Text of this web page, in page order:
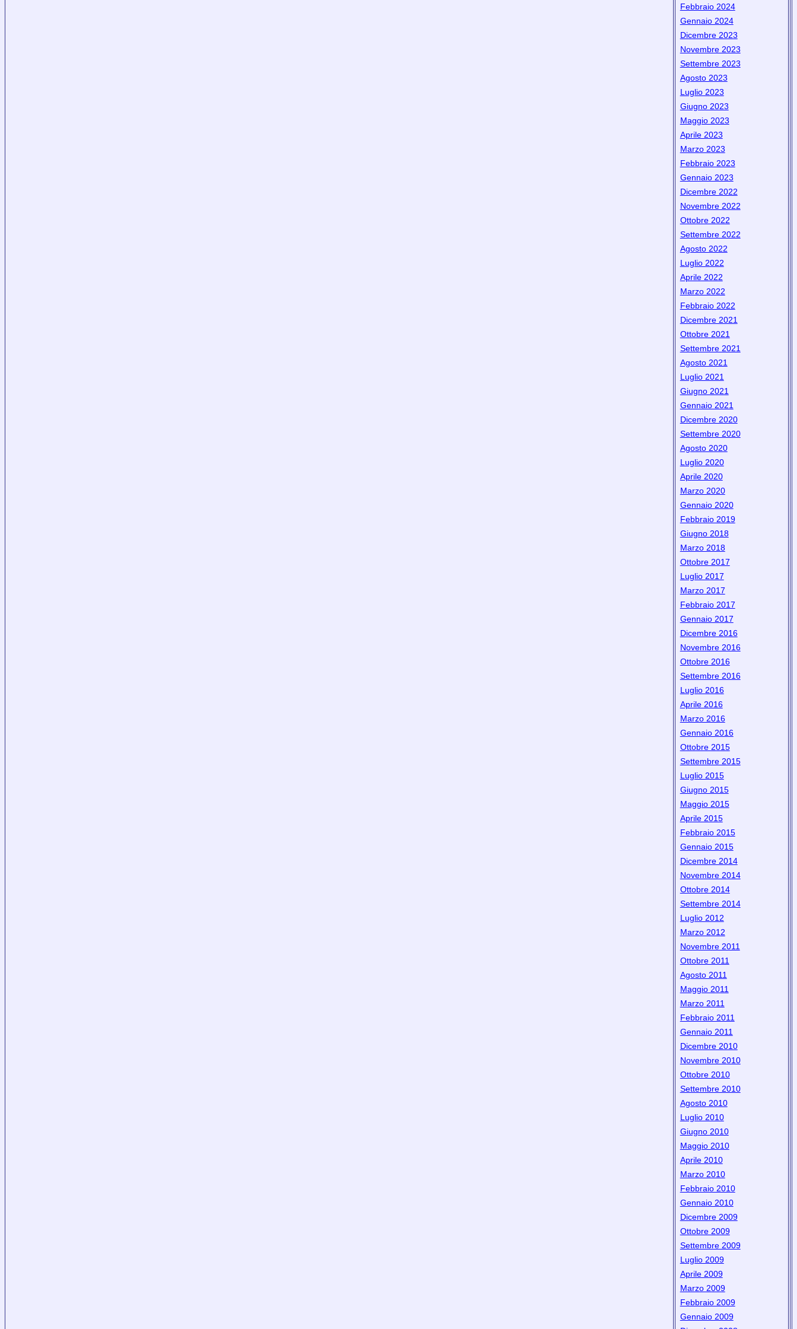
Febbraio 2024
Gennaio 2024
Dicembre 2023
Novembre 2023
Settembre 2023
Agosto 2023
Luglio 2023
Giugno 2023
Maggio 2023
Aprile 2023
Marzo 2023
Febbraio 2023
Gennaio 2023
Dicembre 2022
Novembre 2022
Ottobre 2022
Settembre 2022
Agosto 2022
Luglio 2022
Aprile 2022
Marzo 2022
Febbraio 2022
Dicembre 2021
Ottobre 2021
Settembre 2021
Agosto 2021
Luglio 2021
Giugno 2021
Gennaio 2021
Dicembre 2020
Settembre 2020
Agosto 2020
Luglio 2020
Aprile 2020
Marzo 2020
Gennaio 2020
Febbraio 2019
Giugno 2018
Marzo 2018
Ottobre 2017
Luglio 2017
Marzo 2017
Febbraio 2017
Gennaio 2017
Dicembre 2016
Novembre 2016
Ottobre 2016
Settembre 2016
Luglio 2016
Aprile 2016
Marzo 2016
Gennaio 2016
Ottobre 2015
Settembre 2015
Luglio 2015
Giugno 2015
Maggio 2015
Aprile 2015
Febbraio 2015
Gennaio 2015
Dicembre 2014
Novembre 2014
Ottobre 2014
Settembre 2014
Luglio 2012
Marzo 2012
Novembre 2011
Ottobre 2011
Agosto 2011
Maggio 2011
Marzo 2011
Febbraio 2011
Gennaio 2011
Dicembre 2010
Novembre 2010
Ottobre 2010
Settembre 2010
Agosto 2010
Luglio 2010
Giugno 2010
Maggio 2010
Aprile 2010
Marzo 2010
Febbraio 2010
Gennaio 2010
Dicembre 2009
Ottobre 2009
Settembre 2009
Luglio 2009
Aprile 2009
Marzo 2009
Febbraio 2009
Gennaio 2009